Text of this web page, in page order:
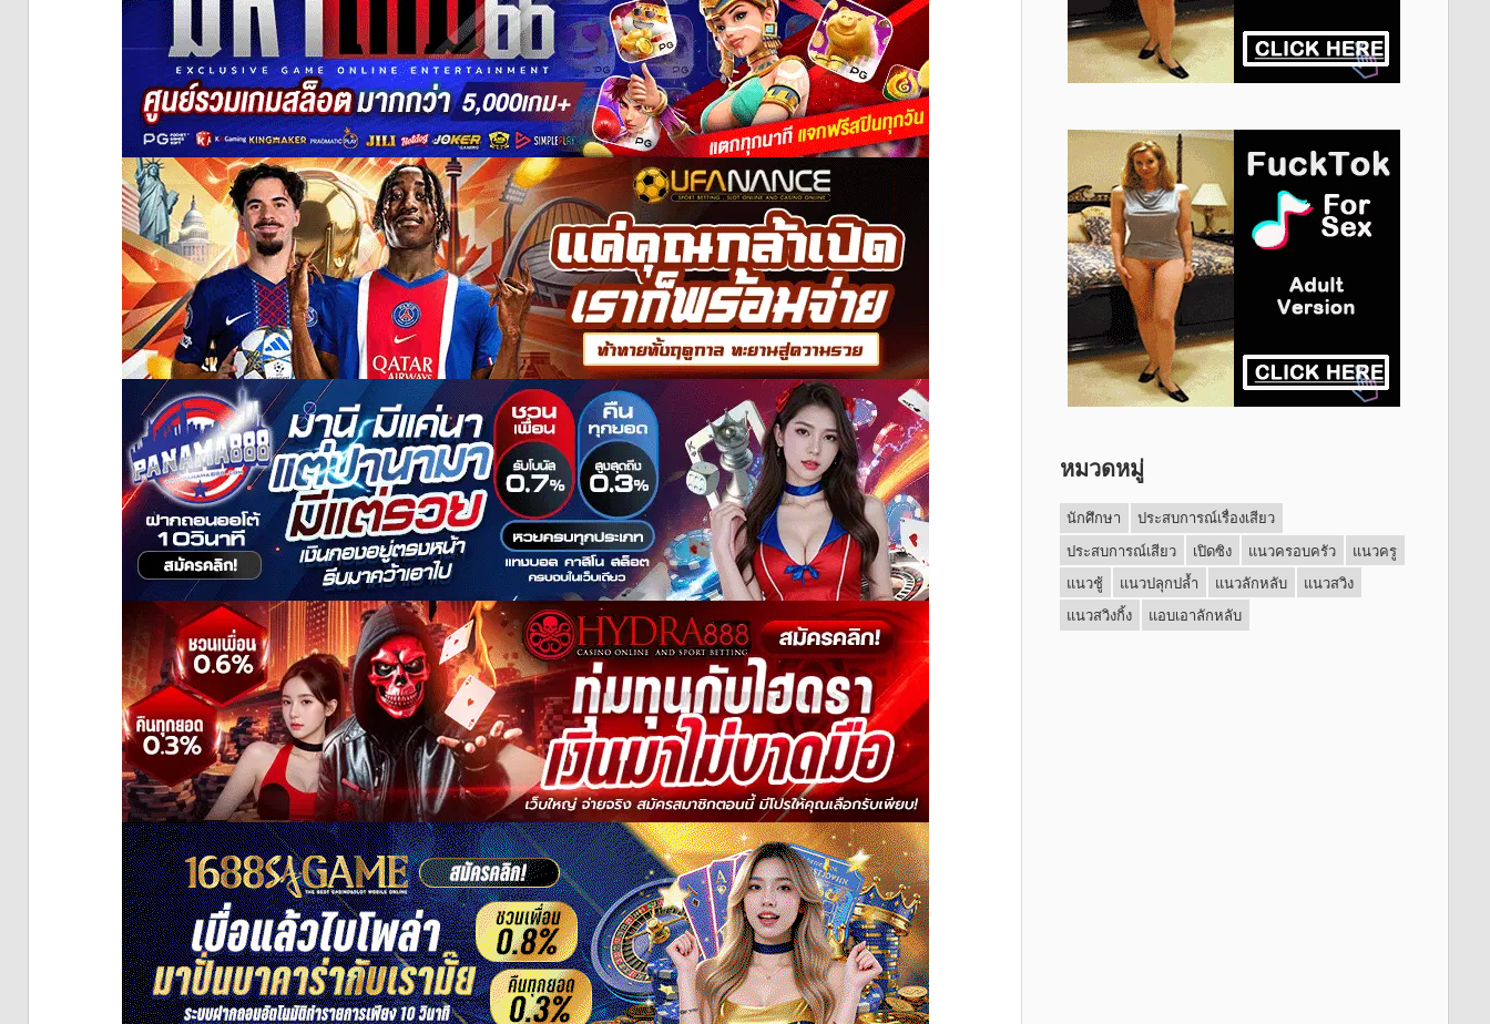
หมวดหมู่
นักศึกษา
ประสบการณ์เรื่องเสียว
ประสบการณ์เสียว
เปิดซิง แนวครอบครัว
แนวครู
แนวชู้
แนวปลุกปล้ำ แนวลักหลับ
แนวสวิง
แนวสวิงกิ้ง
แอบเอาลักหลับ